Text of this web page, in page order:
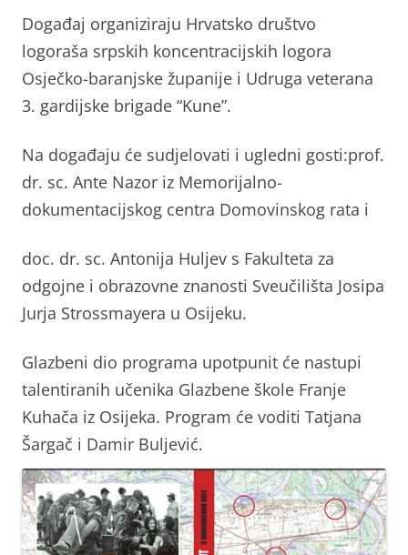
Događaj organiziraju Hrvatsko društvo
logoraša srpskih koncentracijskih logora
Osječko-baranjske županije i Udruga veterana
3. gardijske brigade “Kune”.
Na događaju će sudjelovati i ugledni gosti:prof.
dr. sc. Ante Nazor iz Memorijalno-
dokumentacijskog centra Domovinskog rata i
doc. dr. sc. Antonija Huljev s Fakulteta za
odgojne i obrazovne znanosti Sveučilišta Josipa
Jurja Strossmayera u Osijeku.
Glazbeni dio programa upotpunit će nastupi
talentiranih učenika Glazbene škole Franje
Kuhača iz Osijeka. Program će voditi Tatjana
Šargač i Damir Buljević.